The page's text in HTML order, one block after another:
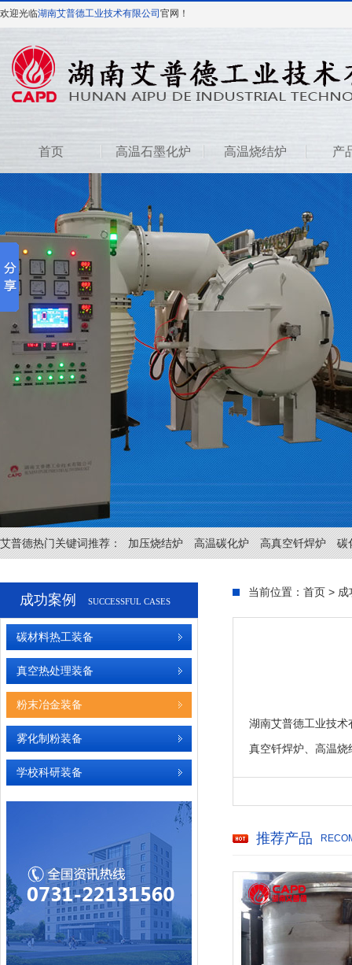
欢迎光临湖南艾普德工业技术有限公司 官网！
首页 高温石墨化炉 高温烧结炉 产
艾普德热门关键词推荐： 加压烧结炉 高温碳化炉 高真空钎焊炉 碳
成功案例 SUCCESSFUL CASES
碳材料热工装备
真空热处理装备
粉末冶金装备
雾化制粉装备
学校科研装备
当前位置： 首页 > 成
湖南艾普德工业技
真空钎焊炉、高温
推荐产品